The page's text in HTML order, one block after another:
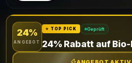
24%
ANGEBOT
⭐ TOP PICK Geprüft
24% Rabatt auf